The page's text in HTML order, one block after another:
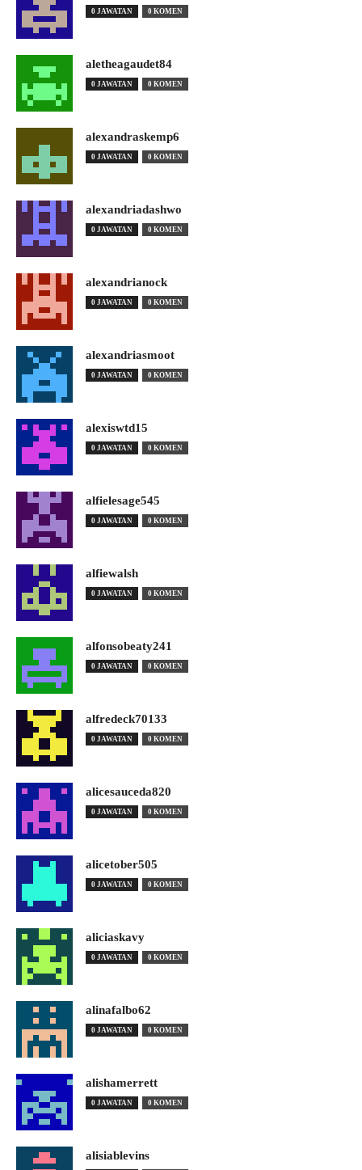
0 JAWATAN 0 KOMEN
aletheagaudet84
0 JAWATAN 0 KOMEN
alexandraskemp6
0 JAWATAN 0 KOMEN
alexandriadashwo
0 JAWATAN 0 KOMEN
alexandrianock
0 JAWATAN 0 KOMEN
alexandriasmoot
0 JAWATAN 0 KOMEN
alexiswtd15
0 JAWATAN 0 KOMEN
alfielesage545
0 JAWATAN 0 KOMEN
alfiewalsh
0 JAWATAN 0 KOMEN
alfonsobeaty241
0 JAWATAN 0 KOMEN
alfredeck70133
0 JAWATAN 0 KOMEN
alicesauceda820
0 JAWATAN 0 KOMEN
alicetober505
0 JAWATAN 0 KOMEN
aliciaskavy
0 JAWATAN 0 KOMEN
alinafalbo62
0 JAWATAN 0 KOMEN
alishamerrett
0 JAWATAN 0 KOMEN
alisiablevins